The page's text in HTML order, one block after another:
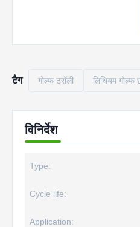
टैग गोल्फ ट्रॉली लिथियम गोल्फ
विनिर्देश
Type:
Cycle life:
Application: